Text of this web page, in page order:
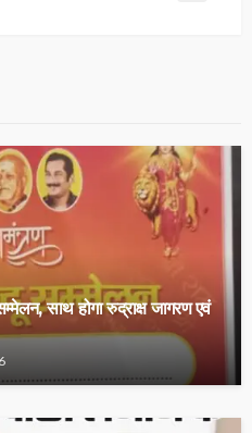
साथ होगा रुद्राक्ष जागरण एवं